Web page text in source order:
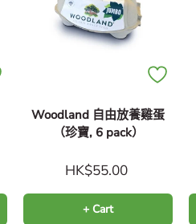
Woodland 自由放養雞蛋
（珍寶, 6 pack）
HK$55.00
+ Cart